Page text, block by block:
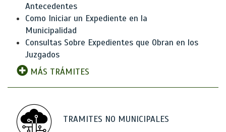
Antecedentes
Como Iniciar un Expediente en la
Municipalidad
Consultas Sobre Expedientes que Obran en los
Juzgados
MÁS TRÁMITES
TRAMITES NO MUNICIPALES